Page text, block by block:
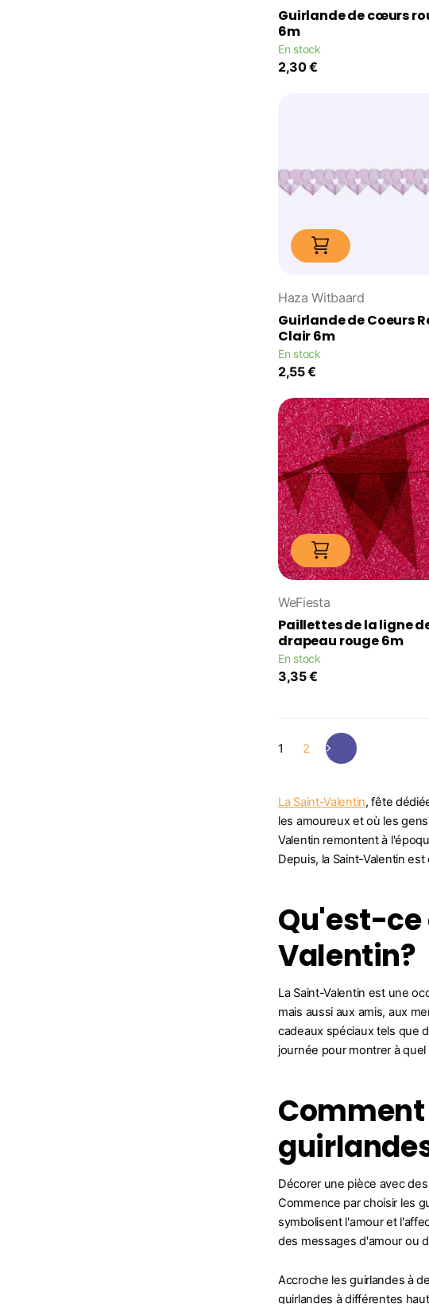
Guirlande de cœurs
6m
En stock
2,30 €
Haza Witbaard
Guirlande de Coeurs
Clair 6m
En stock
2,55 €
WeFiesta
Paillettes de la ligne
drapeau rouge 6m
En stock
3,35 €
1 2
La Saint-Valentin, fête
les amoureux et où les
Valentin remontent à
Depuis, la Saint-Valentin
Qu'est-ce
Valentin?
La Saint-Valentin est une
mais aussi aux amis, aux
cadeaux spéciaux tels que
journée pour montrer à
Décorer une pièce avec
Commence par choisir les
symbolisent l'amour et
des messages d'amour ou
Accroche les guirlandes à
guirlandes à différentes